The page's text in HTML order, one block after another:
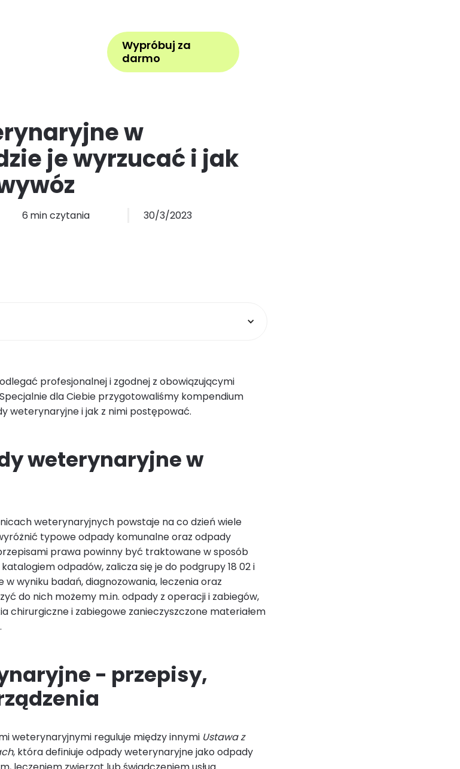
Wypróbuj za
darmo
w
je wyrzucać i jak
6 min czytania 30/3/2023
profesjonalnej i zgodnej z obowiązującymi
dla Ciebie przygotowaliśmy kompendium
weterynaryjne i jak z nimi postępować.
weterynaryjne w
weterynaryjnych powstaje na co dzień wiele
typowe odpady komunalne oraz odpady
prawa powinny być traktowane w sposób
odpadów, zalicza się je do podgrupy 18 02 i
wyniku badań, diagnozowania, leczenia oraz
do nich możemy m.in. odpady z operacji i zabiegów,
chirurgiczne i zabiegowe zanieczyszczone materiałem
- przepisy,
weterynaryjnymi reguluje między innymi Ustawa z
, która definiuje odpady weterynaryjne jako odpady